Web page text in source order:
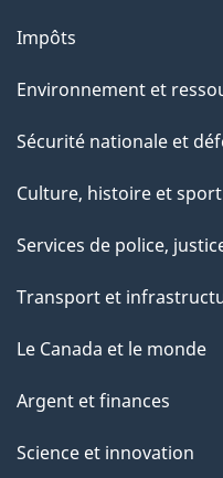
Impôts
Environnement et
Sécurité nationale et
Culture, histoire et sport
Services de police,
Transport et
Le Canada et le monde
Argent et finances
Science et innovation